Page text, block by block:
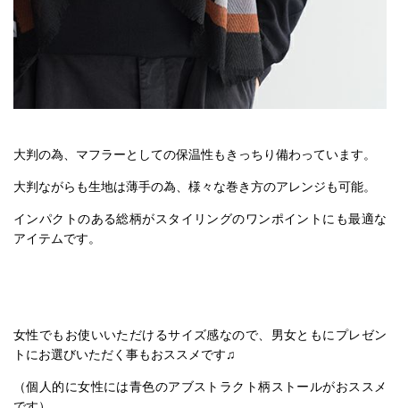
大判の為、マフラーとしての保温性もきっちり備わっています。
大判ながらも生地は薄手の為、様々な巻き方のアレンジも可能。
インパクトのある総柄がスタイリングのワンポイントにも最適な
アイテムです。
女性でもお使いいただけるサイズ感なので、男女ともにプレゼン
トにお選びいただく事もおススメです♫
（個人的に女性には青色のアブストラクト柄ストールがおススメ